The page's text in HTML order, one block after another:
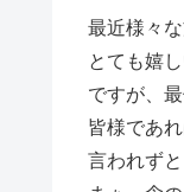
最近様々
とても嬉し
ですが、
皆様であ
言われず